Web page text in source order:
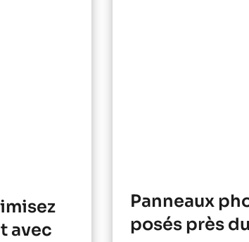
avec
Panneaux
posés près